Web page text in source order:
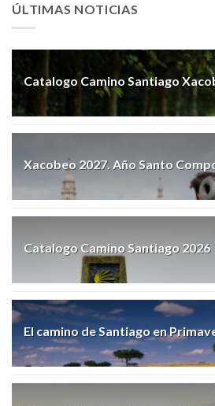
ÚLTIMAS NOTICIAS
Catalogo Camino Santiago
Xacobeo 2027. Año Santo
Catalogo Camino Santiago 2026
El camino de Santiago en